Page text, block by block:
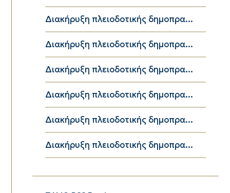
Διακήρυξη πλειοδοτικής δημοπρα...
Διακήρυξη πλειοδοτικής δημοπρα...
Διακήρυξη πλειοδοτικής δημοπρα...
Διακήρυξη πλειοδοτικής δημοπρα...
Διακήρυξη πλειοδοτικής δημοπρα...
Διακήρυξη πλειοδοτικής δημοπρα...